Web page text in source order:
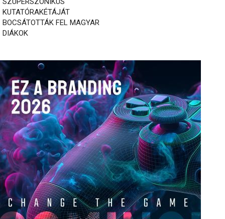
KUTATÓRAKÉTÁJÁT
BOCSÁTOTTÁK FEL MAGYAR
DIÁKOK